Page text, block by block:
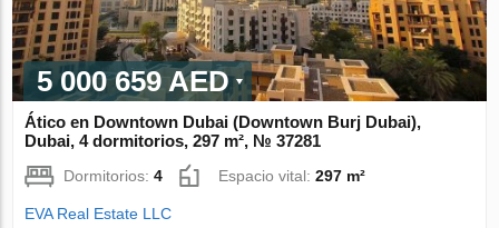
5 000 659 AED
Ático en Downtown Dubai (Downtown Burj Dubai),
Dubai, 4 dormitorios, 297 m², № 37281
Dormitorios:4 Espacio vital:297 m²
EVA Real Estate LLC